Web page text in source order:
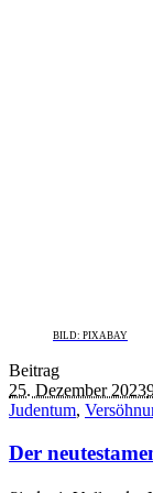
BILD: PIXABAY
Beitrag
25. Dezember 2023
Judentum,
Der